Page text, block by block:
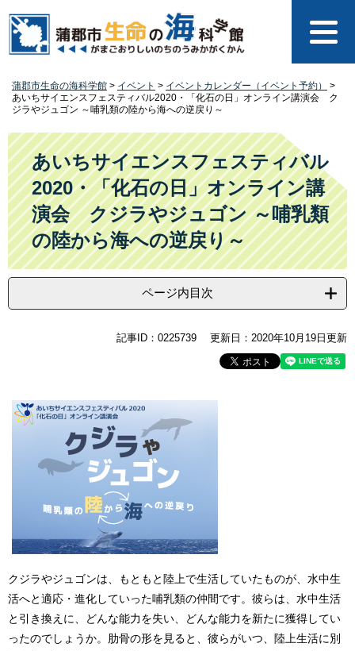
の
。
ー
て
本
文
へ
蒲郡市生命の海科学館 > イベント > イベントカレンダー（イベント予約）
>
あいちサイエンスフェスティバル2020・「化石の日」オンライン講演会 ク
ジラやジュゴン ～哺乳類の陸から海への逆戻り～
本
文
あいちサイエンスフェスティバル
2020・「化石の日」オンライン講
演会 クジラやジュゴン ～哺乳類
の陸から海への逆戻り～
ページ内目次
記事ID：0225739 更新日：2020年10月19日更新
クジラやジュゴンは、もともと陸上で生活していたものが、水中生
活へと適応・進化していった哺乳類の仲間です。彼らは、水中生活
と引き換えに、どんな能力を失い、どんな能力を新たに獲得してい
ったのでしょうか。肋骨の形を見ると、彼らがいつ、陸上生活に別